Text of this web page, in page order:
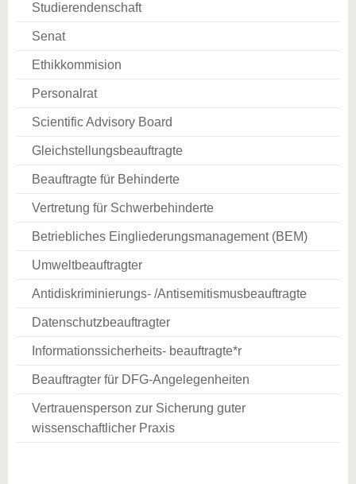
Studierendenschaft
Senat
Ethikkommision
Personalrat
Scientific Advisory Board
Gleichstellungsbeauftragte
Beauftragte für Behinderte
Vertretung für Schwerbehinderte
Betriebliches Eingliederungsmanagement (BEM)
Umweltbeauftragter
Antidiskriminierungs- /Antisemitismusbeauftragte
Datenschutzbeauftragter
Informationssicherheits- beauftragte*r
Beauftragter für DFG-Angelegenheiten
Vertrauensperson zur Sicherung guter
wissenschaftlicher Praxis